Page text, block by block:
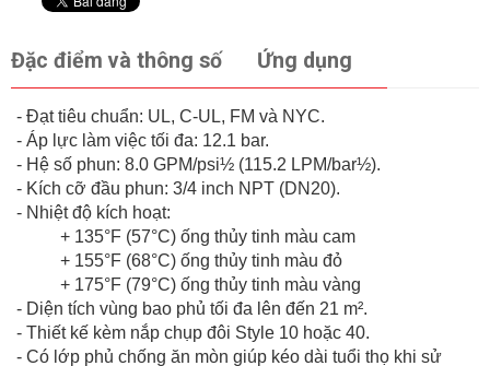
Đặc điểm và thông số Ứng dụng
- Đạt tiêu chuẩn: UL, C-UL, FM và NYC.
- Áp lực làm việc tối đa: 12.1 bar.
- Hệ số phun: 8.0 GPM/psi½ (115.2 LPM/bar½).
- Kích cỡ đầu phun: 3/4 inch NPT (DN20).
- Nhiệt độ kích hoạt:
+ 135°F (57°C) ống thủy tinh màu cam
+ 155°F (68°C) ống thủy tinh màu đỏ
+ 175°F (79°C) ống thủy tinh màu vàng
- Diện tích vùng bao phủ tối đa lên đến 21 m².
- Thiết kế kèm nắp chụp đôi Style 10 hoặc 40.
- Có lớp phủ chống ăn mòn giúp kéo dài tuổi thọ khi sử